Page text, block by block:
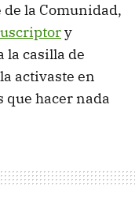
la Comunidad,
y
la casilla de
activaste en
que hacer nada